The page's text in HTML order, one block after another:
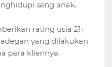
sang anak.
rating usia 21+
yang dilakukan
para kliennya.